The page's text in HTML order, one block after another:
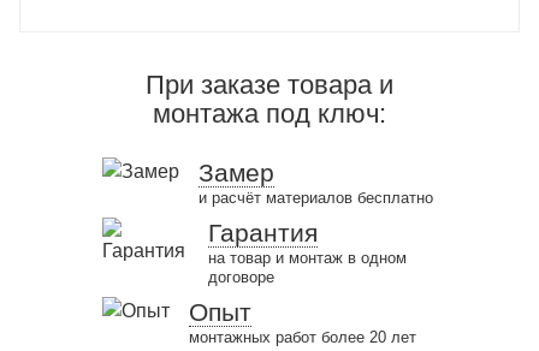
При заказе товара и
монтажа под ключ:
Замер
и расчёт материалов бесплатно
Гарантия
на товар и монтаж в одном
договоре
Опыт
монтажных работ более 20 лет